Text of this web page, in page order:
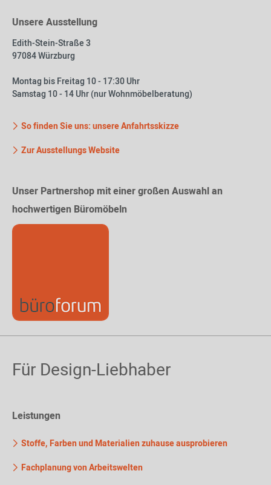
Unsere Ausstellung
Edith-Stein-Straße 3
97084 Würzburg
Montag bis Freitag 10 - 17:30 Uhr
Samstag 10 - 14 Uhr (nur Wohnmöbelberatung)
So finden Sie uns: unsere Anfahrtsskizze
Zur Ausstellungs Website
Unser Partnershop mit einer großen Auswahl an
hochwertigen Büromöbeln
Für Design-Liebhaber
Leistungen
Stoffe, Farben und Materialien zuhause ausprobieren
Fachplanung von Arbeitswelten